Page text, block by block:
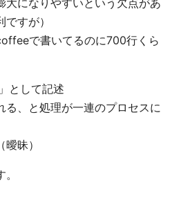
大になりやすいという欠点があ
すが）
で書いてるのに700行くら
として記述
る、と処理が一連のプロセスに
昧）